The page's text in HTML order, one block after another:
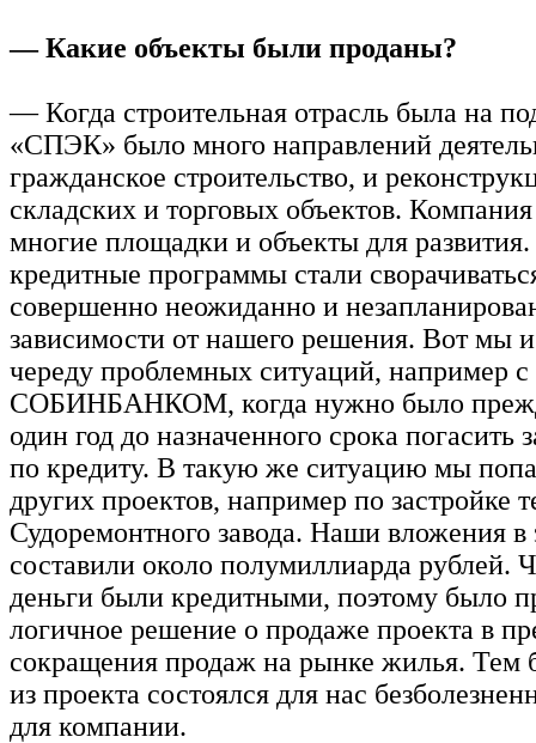
— Какие объекты были проданы?
— Когда строительная отрасль была на
«СПЭК» было много направлений
гражданское строительство, и
складских и торговых объектов.
многие площадки и объекты для
кредитные программы стали
совершенно неожиданно и
зависимости от нашего решения. Вот мы
череду проблемных ситуаций, например с
СОБИНБАНКОМ, когда нужно было
один год до назначенного срока погасить
по кредиту. В такую же ситуацию мы
других проектов, например по застройке
Судоремонтного завода. Наши вложения
составили около полумиллиарда рублей.
деньги были кредитными, поэтому было
логичное решение о продаже проекта в
сокращения продаж на рынке жилья. Тем
из проекта состоялся для нас
для компании.